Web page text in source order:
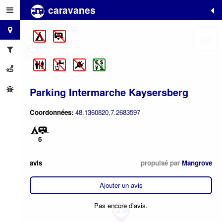
caravanes
Parking Intermarche Kaysersberg
Coordonnées: 48.1360820,7.2683597
6
avis propulsé par Mangrove
Ajouter un avis
Pas encore d'avis.
+
−